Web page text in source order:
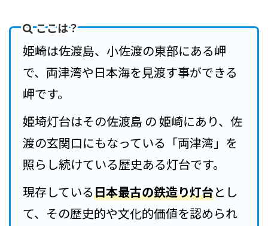
ここは？
姫崎は佐渡島、小佐渡の東部にある岬
で、両津湾や日本海を見渡す事ができる
岬です。
姫埼灯台はその佐渡島 の 姫崎にあり、佐
渡の玄関口にもなっている「両津湾」を
照らし続けている歴史ある灯台です。
現存している日本最古の鉄造り灯台とし
て、その歴史的や文化的価値を認められ